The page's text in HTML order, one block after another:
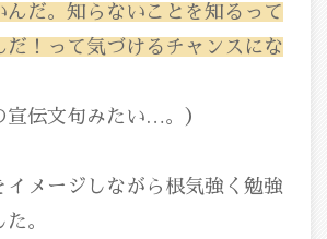
んだ。知らないことを知るって
だ！って気づけるチャンスにな
宣伝文句みたい…。）
イメージしながら根気強く勉強
。